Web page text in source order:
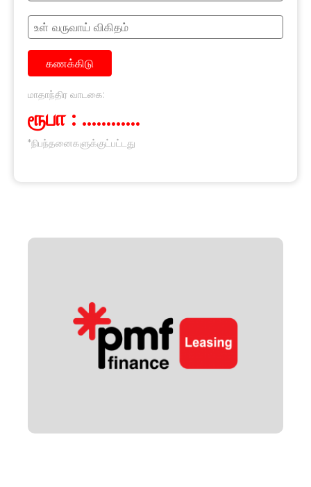
கணக்கிடு
மாதாந்திர வாடகை:
ரூபா : ............
*நிபந்தனைகளுக்குட்பட்டது